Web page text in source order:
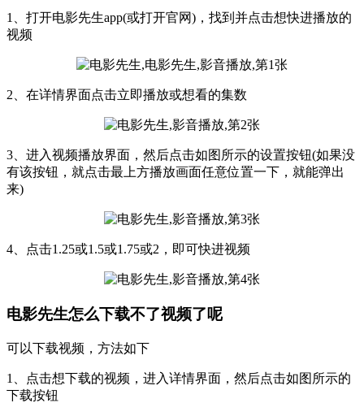
1、打开电影先生app(或打开官网)，找到并点击想快进播放的
视频
2、在详情界面点击立即播放或想看的集数
3、进入视频播放界面，然后点击如图所示的设置按钮(如果没
有该按钮，就点击最上方播放画面任意位置一下，就能弹出
来)
4、点击1.25或1.5或1.75或2，即可快进视频
电影先生怎么下载不了视频了呢
可以下载视频，方法如下
1、点击想下载的视频，进入详情界面，然后点击如图所示的
下载按钮